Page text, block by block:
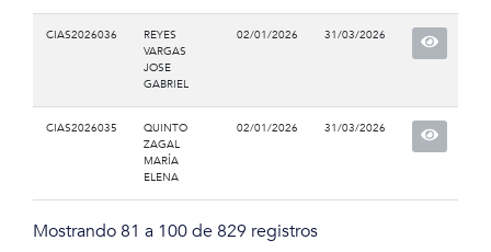
CIAS2026036
REYES
VARGAS
JOSE
GABRIEL
02/01/2026 31/03/2026
CIAS2026035
QUINTO
ZAGAL
MARÍA
ELENA
02/01/2026 31/03/2026
Mostrando 81 a 100 de 829 registros